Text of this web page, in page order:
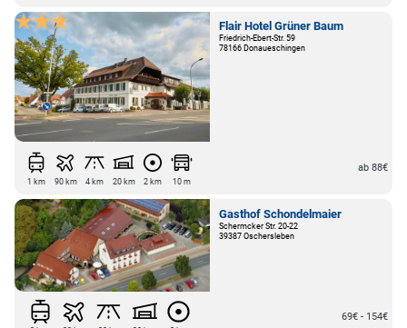
Flair Hotel Grüner Baum
Friedrich-Ebert-Str. 59
78166 Donaueschingen
1 km 90 km 4 km 20 km 2 km 10 m
ab 88€
Gasthof Schondelmaier
Schermcker Str. 20-22
39387 Oschersleben
69€ - 154€